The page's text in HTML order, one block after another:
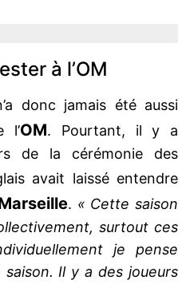
à l’OM
donc jamais été aussi
l’OM. Pourtant, il y a
de la cérémonie des
avait laissé entendre
. « Cette saison
surtout ces
je pense
Il y a des joueurs